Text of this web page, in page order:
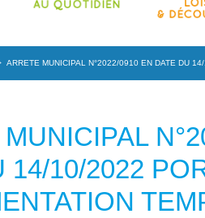
ARRETE MUNICIPAL N°2022/0910 EN DATE DU
14/10/2022